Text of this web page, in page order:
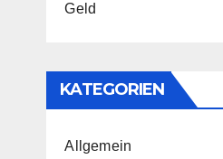
Geld
KATEGORIEN
Allgemein